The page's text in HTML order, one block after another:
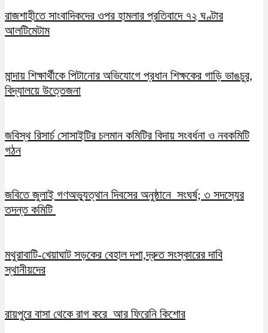
রাজশাহীতে সাংবাদিকদের ওপর হামলার প্রতিবাদে ৭২ ঘণ্টার
আলটিমেটাম
মান্দায় শিক্ষার্থীকে পিটানোর অভিযোগে প্রধান শিক্ষকের গাড়ি ভাঙচুর,
বিদ্যালয়ে উত্তেজনা
জবিস্থ রিসার্চ সোসাইটির চলমান কমিটির বিদায় সংবর্ধনা ও নবকমিটি
গঠন
জবিতে জুলাই গণঅভ্যুত্থান দিবসের অনুষ্ঠানে সংঘর্ষ; ৩ সদস্যের
তদন্ত কমিটি
মথুরাবাটি-খেয়াঘাট সড়কের বেহাল দশা,দ্রুত সংস্কারের দাবি
স্থানীয়দের
রায়পুরে বাসা থেকে রাগ করে আর ফিরেনি কিশোর